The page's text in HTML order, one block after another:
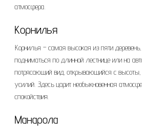
атмосфера.
Корнилья
Корнилья – самая высокая из пяти
подниматься по длинной лестнице или на
потрясающий вид‚ открывающийся с высоты‚
усилий. Здесь царит необыкновенная
спокойствия.
Манарола